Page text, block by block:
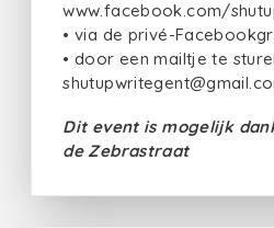
www.facebook.com/
• via de privé-
• door een mailtje te
Dit event is mogelijk
de Zebrastraat